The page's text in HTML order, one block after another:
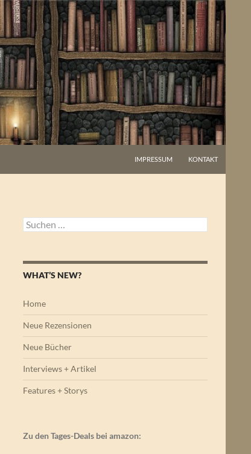
IMPRESSUM KONTAKT
Suchen
nach:
WHAT’S NEW?
Home
Neue Rezensionen
Neue Bücher
Interviews + Artikel
Features + Storys
Zu den Tages-Deals bei amazon: